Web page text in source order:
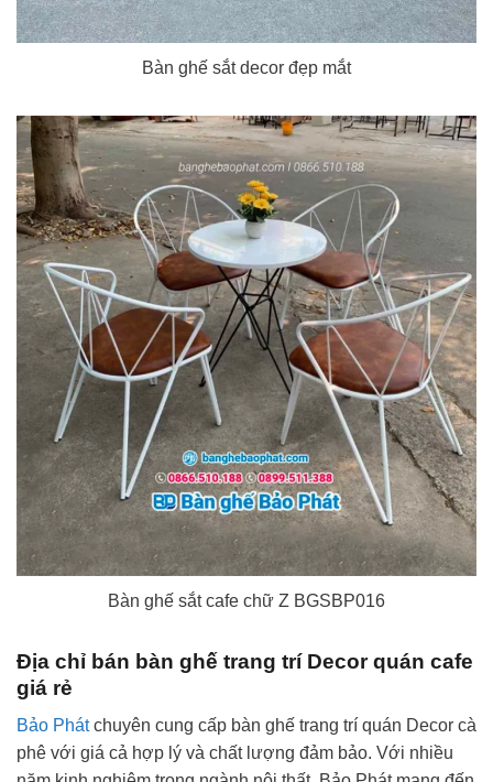
Bàn ghế sắt decor đẹp mắt
Bàn ghế sắt cafe chữ Z BGSBP016
Địa chỉ bán bàn ghế trang trí Decor quán cafe
giá rẻ
Bảo Phátchuyên cung cấp bàn ghế trang trí quán Decor cà
phê với giá cả hợp lý và chất lượng đảm bảo. Với nhiều